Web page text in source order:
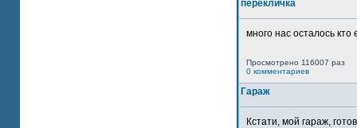
перекличка
много нас осталось
Просмотрено 116007 раз
0 комментариев
Гараж
Кстати, мой гараж,